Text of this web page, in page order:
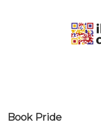
SAPERI,
Book Pride